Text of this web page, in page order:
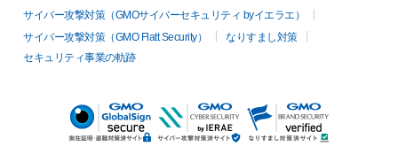
サイバー攻撃対策（GMOサイバーセキュリティ byイエラエ）
サイバー攻撃対策（GMO Flatt Security）
なりすまし対策
セキュリティ事業の軌跡